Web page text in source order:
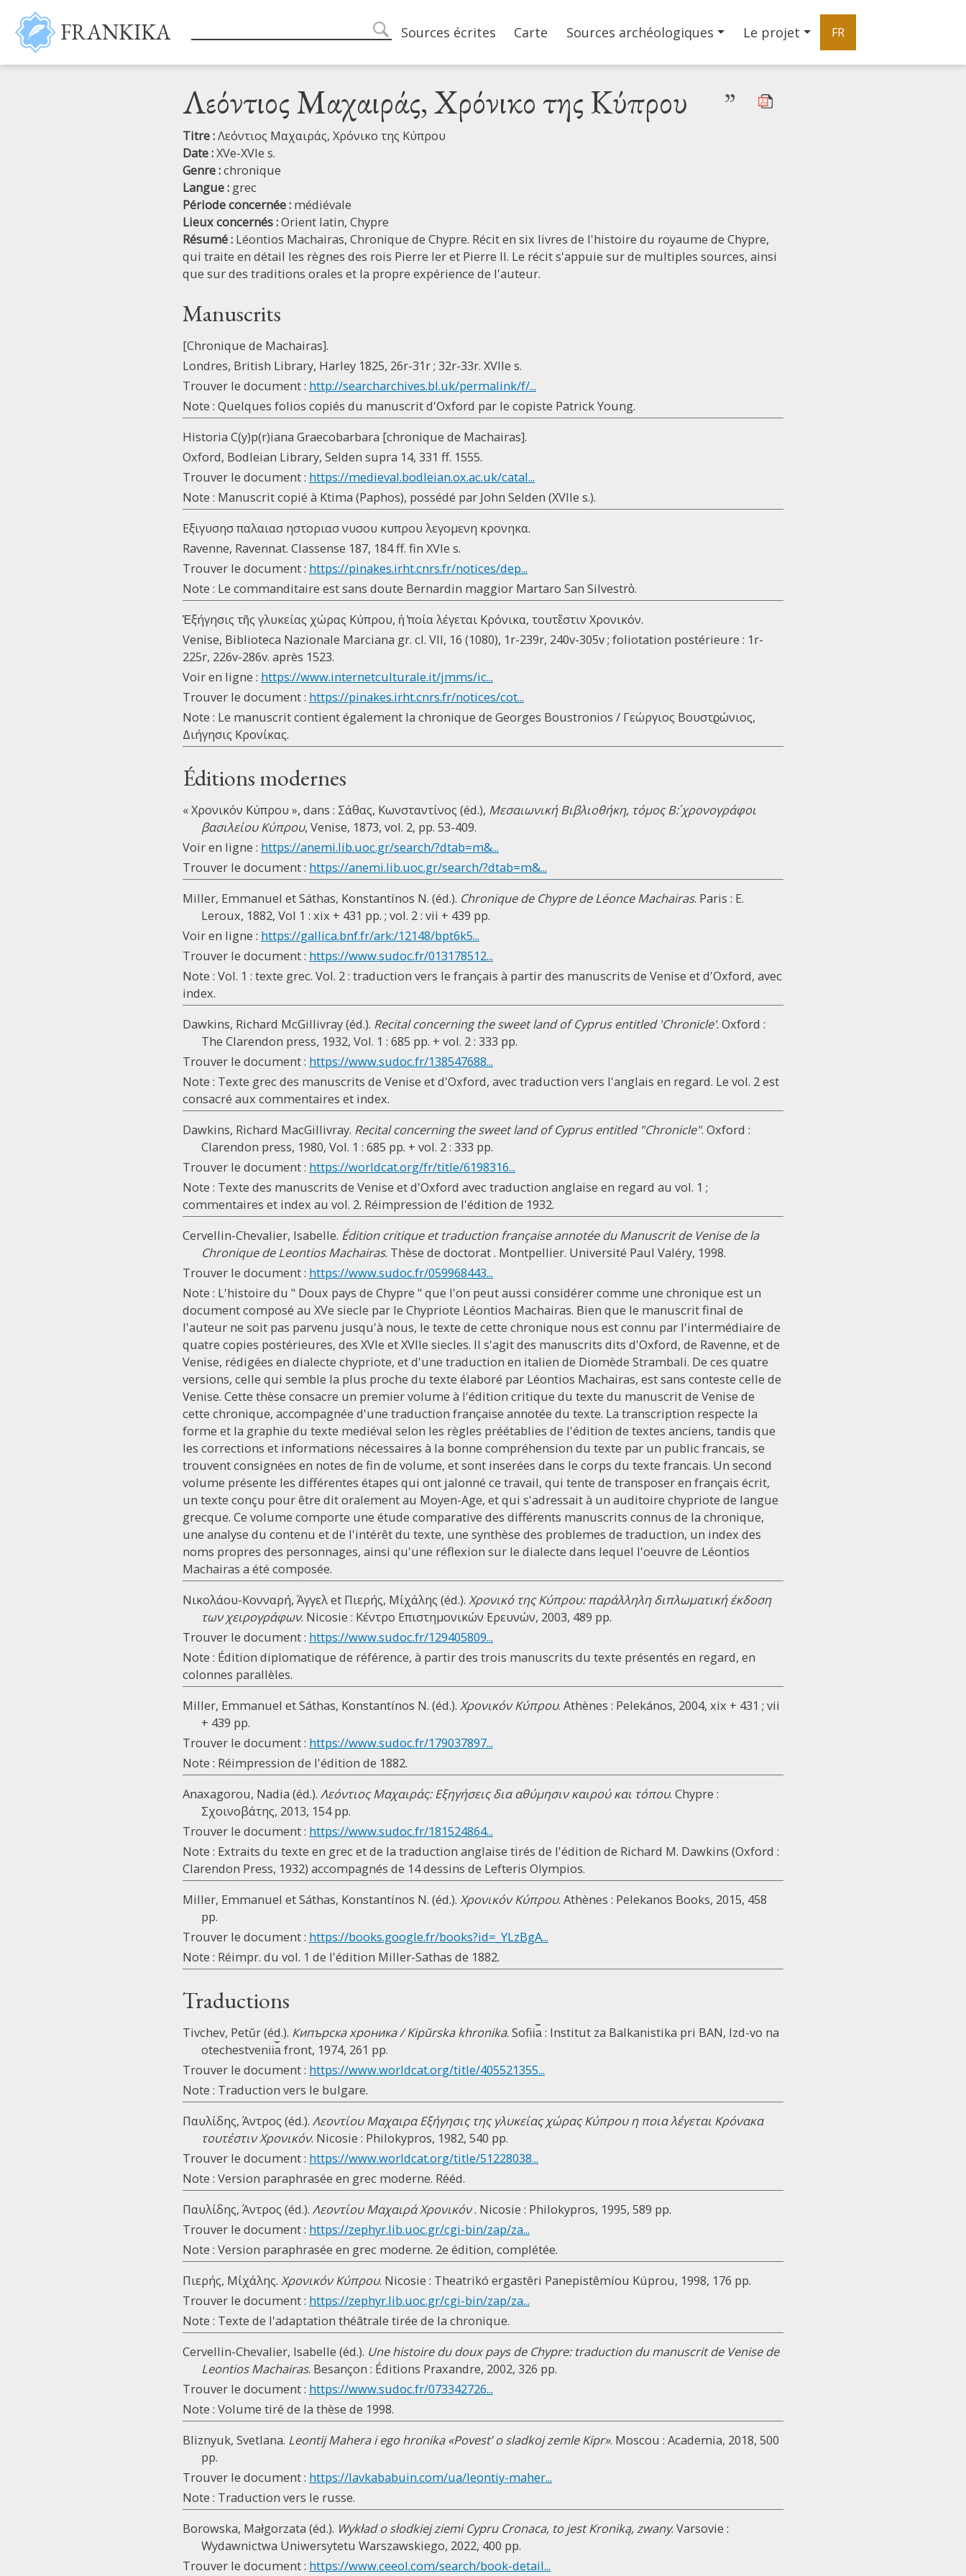
Aller au contenu principal
FRANKIKA search
Main navigation
Sources écrites Carte Sources archéologiques Le projet FR
Λεόντιος Μαχαιράς, Χρόνικο της Κύπρου ”
Titre :Λεόντιος Μαχαιράς, Χρόνικο της Κύπρου
Date :XVe-XVIe s.
Genre :chronique
Langue : grec
Période concernée : médiévale
Lieux concernés :Orient latin, Chypre
Résumé : Léontios Machairas, Chronique de Chypre. Récit en six livres de l'histoire du royaume de Chypre,
qui traite en détail les règnes des rois Pierre Ier et Pierre II. Le récit s'appuie sur de multiples sources, ainsi
que sur des traditions orales et la propre expérience de l'auteur.
Manuscrits
[Chronique de Machairas].
Londres, British Library, Harley 1825, 26r-31r ; 32r-33r. XVIIe s.
Trouver le document : http://searcharchives.bl.uk/permalink/f/...
Note : Quelques folios copiés du manuscrit d'Oxford par le copiste Patrick Young.
Historia C(y)p(r)iana Graecobarbara [chronique de Machairas].
Oxford, Bodleian Library, Selden supra 14, 331 ff. 1555.
Trouver le document : https://medieval.bodleian.ox.ac.uk/catal...
Note : Manuscrit copié à Ktima (Paphos), possédé par John Selden (XVIIe s.).
Εξιγυσησ παλαιασ ηστοριασ νυσου κυπρου λεγομενη κρονηκα.
Ravenne, Ravennat. Classense 187, 184 ff. fin XVIe s.
Trouver le document : https://pinakes.irht.cnrs.fr/notices/dep...
Note : Le commanditaire est sans doute Bernardin maggior Martaro San Silvestrὁ.
Ἐξήγησις τῆς γλυκείας χώρας Κύπρου, ἡ ̓ποία λέγεται Κρόνικα, τουτἔστιν Χρονικόν.
Venise, Biblioteca Nazionale Marciana gr. cl. VII, 16 (1080), 1r-239r, 240v-305v ; foliotation postérieure : 1r-
225r, 226v-286v. après 1523.
Voir en ligne : https://www.internetculturale.it/jmms/ic...
Trouver le document : https://pinakes.irht.cnrs.fr/notices/cot...
Note : Le manuscrit contient également la chronique de Georges Boustronios / Γεώργιος Вουστϱώνιος,
Διήγησις Κρονίκας.
Éditions modernes
« Χρονικόν Κύπρου », dans : Σάθας, Κωνσταντίνος (éd.), Μεσαιωνική Βιβλιοθήκη, τόμος Β΄: χρονογράφοι
βασιλείου Κύπρου, Venise, 1873, vol. 2, pp. 53-409.
Voir en ligne : https://anemi.lib.uoc.gr/search/?dtab=m&...
Trouver le document : https://anemi.lib.uoc.gr/search/?dtab=m&...
Miller, Emmanuel et Sáthas, Konstantínos N. (éd.). Chronique de Chypre de Léonce Machairas. Paris : E.
Leroux, 1882, Vol 1 : xix + 431 pp. ; vol. 2 : vii + 439 pp.
Voir en ligne : https://gallica.bnf.fr/ark:/12148/bpt6k5...
Trouver le document : https://www.sudoc.fr/013178512...
Note : Vol. 1 : texte grec. Vol. 2 : traduction vers le français à partir des manuscrits de Venise et d'Oxford, avec
index.
Dawkins, Richard McGillivray (éd.). Recital concerning the sweet land of Cyprus entitled 'Chronicle'. Oxford :
The Clarendon press, 1932, Vol. 1 : 685 pp. + vol. 2 : 333 pp.
Trouver le document : https://www.sudoc.fr/138547688...
Note : Texte grec des manuscrits de Venise et d'Oxford, avec traduction vers l'anglais en regard. Le vol. 2 est
consacré aux commentaires et index.
Dawkins, Richard MacGillivray. Recital concerning the sweet land of Cyprus entitled "Chronicle". Oxford :
Clarendon press, 1980, Vol. 1 : 685 pp. + vol. 2 : 333 pp.
Trouver le document : https://worldcat.org/fr/title/6198316...
Note : Texte des manuscrits de Venise et d'Oxford avec traduction anglaise en regard au vol. 1 ;
commentaires et index au vol. 2. Réimpression de l'édition de 1932.
Cervellin-Chevalier, Isabelle. Édition critique et traduction française annotée du Manuscrit de Venise de la
Chronique de Leontios Machairas. Thèse de doctorat . Montpellier. Université Paul Valéry, 1998.
Trouver le document : https://www.sudoc.fr/059968443...
Note : L'histoire du " Doux pays de Chypre " que l'on peut aussi considérer comme une chronique est un
document composé au XVe siecle par le Chypriote Léontios Machairas. Bien que le manuscrit final de
l'auteur ne soit pas parvenu jusqu'à nous, le texte de cette chronique nous est connu par l'intermédiaire de
quatre copies postérieures, des XVIe et XVIIe siecles. Il s'agit des manuscrits dits d'Oxford, de Ravenne, et de
Venise, rédigées en dialecte chypriote, et d'une traduction en italien de Diomède Strambali. De ces quatre
versions, celle qui semble la plus proche du texte élaboré par Léontios Machairas, est sans conteste celle de
Venise. Cette thèse consacre un premier volume à l'édition critique du texte du manuscrit de Venise de
cette chronique, accompagnée d'une traduction française annotée du texte. La transcription respecte la
forme et la graphie du texte mediéval selon les règles préétablies de l'édition de textes anciens, tandis que
les corrections et informations nécessaires à la bonne compréhension du texte par un public francais, se
trouvent consignées en notes de fin de volume, et sont inserées dans le corps du texte francais. Un second
volume présente les différentes étapes qui ont jalonné ce travail, qui tente de transposer en français écrit,
un texte conçu pour être dit oralement au Moyen-Age, et qui s'adressait à un auditoire chypriote de langue
grecque. Ce volume comporte une étude comparative des différents manuscrits connus de la chronique,
une analyse du contenu et de l'intérêt du texte, une synthèse des problemes de traduction, un index des
noms propres des personnages, ainsi qu'une réflexion sur le dialecte dans lequel l'oeuvre de Léontios
Machairas a été composée.
Νικολάου-Κονναρή, Άγγελ et Πιερής, Μίχάλης (éd.). Χρονικό της Κύπρου: παράλληλη διπλωματική έκδοση
των χειρογράφων. Nicosie : Κέντρο Επιστημονικών Ερευνών, 2003, 489 pp.
Trouver le document : https://www.sudoc.fr/129405809...
Note : Édition diplomatique de référence, à partir des trois manuscrits du texte présentés en regard, en
colonnes parallèles.
Miller, Emmanuel et Sáthas, Konstantínos N. (éd.). Χρονικόν Κύπρου. Athènes : Pelekános, 2004, xix + 431 ; vii
+ 439 pp.
Trouver le document : https://www.sudoc.fr/179037897...
Note : Réimpression de l'édition de 1882.
Anaxagorou, Nadia (éd.). Λεόντιος Μαχαιράς: Εξηγήσεις δια αθύμησιν καιρού και τόπου. Chypre :
Σχοινοβάτης, 2013, 154 pp.
Trouver le document : https://www.sudoc.fr/181524864...
Note : Extraits du texte en grec et de la traduction anglaise tirés de l'édition de Richard M. Dawkins (Oxford :
Clarendon Press, 1932) accompagnés de 14 dessins de Lefteris Olympios.
Miller, Emmanuel et Sáthas, Konstantínos N. (éd.). Χρονικόν Κύπρου. Athènes : Pelekanos Books, 2015, 458
pp.
Trouver le document : https://books.google.fr/books?id=_YLzBgA...
Note : Réimpr. du vol. 1 de l'édition Miller-Sathas de 1882.
Traductions
Tivchev, Petŭr (éd.). Кипърска хроника / Kipŭrska khronika. Sofii︠a︡ : Institut za Balkanistika pri BAN, Izd-vo na
otechestvenii︠a︡ front, 1974, 261 pp.
Trouver le document : https://www.worldcat.org/title/405521355...
Note : Traduction vers le bulgare.
Παυλίδης, Άντρος (éd.). Λεοντίου Μαχαιρα Εξήγησις της γλυκείας χώρας Κύπρου η ποια λέγεται Κρόνακα
τουτέστιν Χρονικόν. Nicosie : Philokypros, 1982, 540 pp.
Trouver le document : https://www.worldcat.org/title/51228038...
Note : Version paraphrasée en grec moderne. Rééd.
Παυλίδης, Άντρος (éd.). Λεοντίου Μαχαιρά Χρονικόν. Nicosie : Philokypros, 1995, 589 pp.
Trouver le document : https://zephyr.lib.uoc.gr/cgi-bin/zap/za...
Note : Version paraphrasée en grec moderne. 2e édition, complétée.
Πιερής, Μίχάλης. Χρονικόν Κύπρου. Nicosie : Theatrikó ergastêri Panepistêmíou Kúprou, 1998, 176 pp.
Trouver le document : https://zephyr.lib.uoc.gr/cgi-bin/zap/za...
Note : Texte de l'adaptation théâtrale tirée de la chronique.
Cervellin-Chevalier, Isabelle (éd.). Une histoire du doux pays de Chypre: traduction du manuscrit de Venise de
Leontios Machairas. Besançon : Éditions Praxandre, 2002, 326 pp.
Trouver le document : https://www.sudoc.fr/073342726...
Note : Volume tiré de la thèse de 1998.
Bliznyuk, Svetlana. Leontij Mahera i ego hronika «Povest’ o sladkoj zemle Kipr». Moscou : Academia, 2018, 500
pp.
Trouver le document : https://lavkababuin.com/ua/leontiy-maher...
Note : Traduction vers le russe.
Borowska, Małgorzata (éd.). Wykład o słodkiej ziemi Cypru Cronaca, to jest Kroniką, zwany. Varsovie :
Wydawnictwa Uniwersytetu Warszawskiego, 2022, 400 pp.
Trouver le document : https://www.ceeol.com/search/book-detail...